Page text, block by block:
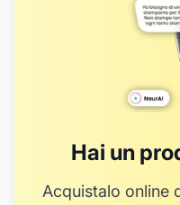
Hai un
Acquistalo online